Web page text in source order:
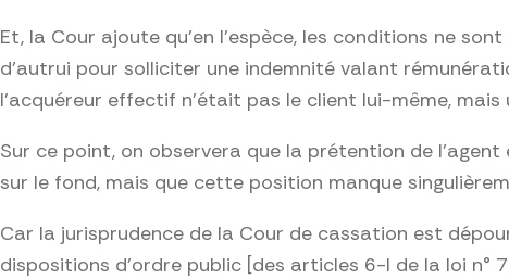
Et, la Cour ajoute qu’en l’espèce, les conditions ne
d’autrui pour solliciter une indemnité valant
l’acquéreur effectif n’était pas le client lui-même,
Sur ce point, on observera que la prétention de
sur le fond, mais que cette position manque
Car la jurisprudence de la Cour de cassation est
dispositions d’ordre public [des articles 6-I de la loi